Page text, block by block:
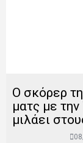
Ο σκόρερ
ματς με
μιλάει